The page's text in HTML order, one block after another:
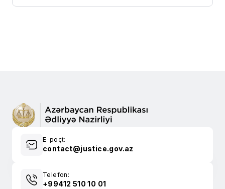
E-poçt:
contact@justice.gov.az
Telefon:
+99412 510 10 01